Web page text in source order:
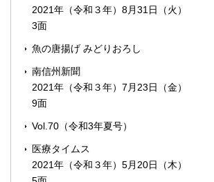
2021年（令和３年）8月31日（火）
3面
魚の唐揚げ みどりおろし
南信州新聞
2021年（令和３年）7月23日（金）
9面
Vol.70（令和3年夏号）
医療タイムス
2021年（令和３年）5月20日（木）